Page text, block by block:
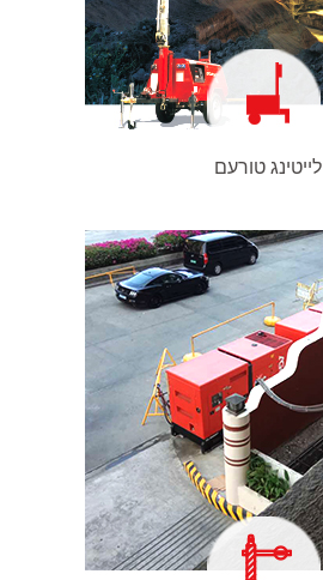
לייטינג טורעם